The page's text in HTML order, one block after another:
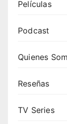
Películas
Podcast
Quienes
Reseñas
TV Series